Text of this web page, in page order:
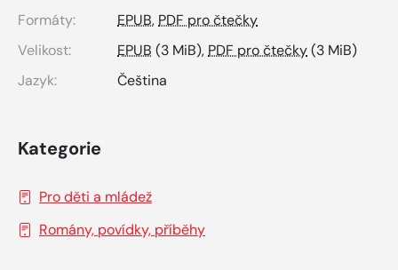
Formáty:
EPUB, PDF pro čtečky
Velikost:
EPUB (3 MiB), PDF pro čtečky(3 MiB)
Jazyk:
Čeština
Kategorie
Pro děti a mládež
Romány, povídky, příběhy